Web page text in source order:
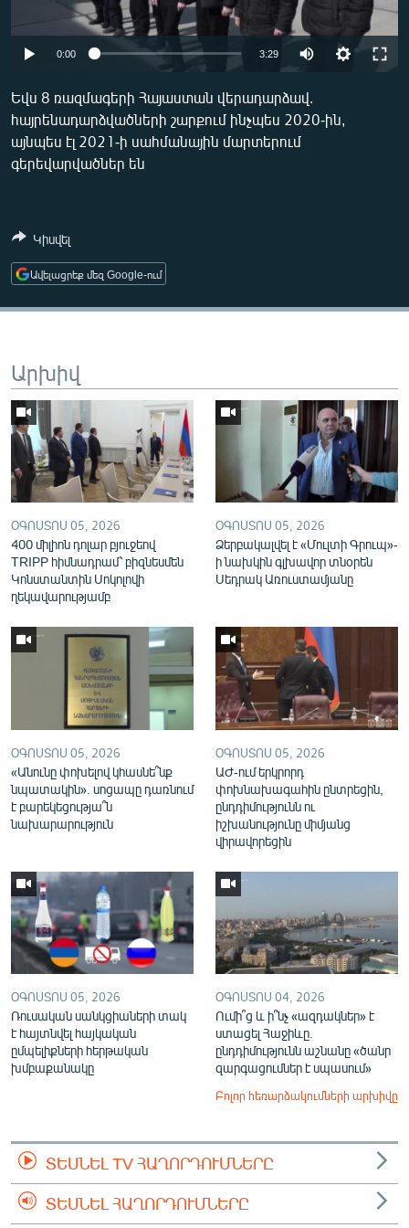
ՄԻՋԱԶԳԱՅԻՆ
ՄՇԱԿՈՒՅԹ
ՄԵԿՆԱԲԱՆՈՒԹՅՈՒՆ
ՏՏ ԵՒ ԻՆՏԵՐՆԵՏ
ՏԵՍԱՆՅՈՒԹԵՐ
ԲԱՆԱՎԵՃ
ՁԳՏԵԼՈՎ ԼԱՎԱԳՈՒՅՆԻՆ
Հայերեն
English
Русский
ՀԵՏԵՎԵՔ ՄԵԶ
«Ազատության» բոլոր կայքերը
Auto
0:00 3:29
360p
Եվս 8 ռազմագերի Հայաստան վերադարձավ.
հայրենադարձվածների շարքում ինչպես 2020-ին,
այնպես էլ 2021-ի սահմանային մարտերում
գերեվարվածներ են
Կիսվել
Ավելացրեք մեզ Google-ում
Արխիվ
ՕԳՈՍՏՈՍ 05, 2026
400 միլիոն դոլար բյուջեով
TRIPP հիմնադրամ՝ բիզնեսմեն
Կոնստանտին Սոկոլովի
ղեկավարությամբ
ՕԳՈՍՏՈՍ 05, 2026
Ձերբակալվել է «Մուլտի Գրուպ»-
ի նախկին գլխավոր տնօրեն
Սեդրակ Առուստամյանը
ՕԳՈՍՏՈՍ 05, 2026
«Անունը փոխելով կհասնե՞նք
նպատակին». սոցապը դառնում
է բարեկեցությա՞ն
նախարարություն
ՕԳՈՍՏՈՍ 05, 2026
ԱԺ-ում երկրորդ
փոխնախագահին ընտրեցին,
ընդդիմությունն ու
իշխանությունը միմյանց
վիրավորեցին
ՕԳՈՍՏՈՍ 05, 2026
Ռուսական սանկցիաների տակ
է հայտնվել հայկական
ըմպելիքների հերթական
խմբաքանակը
ՕԳՈՍՏՈՍ 04, 2026
Ումի՞ց և ի՞նչ «ազդակներ» է
ստացել Հաջիևը.
ընդդիմությունն աշնանը «ծանր
զարգացումներ է սպասում»
Բոլոր հեռարձակումների արխիվը
ՏԵՍՆԵԼ TV ՀԱՂՈՐԴՈՒՄՆԵՐԸ
ՏԵՍՆԵԼ ՀԱՂՈՐԴՈՒՄՆԵՐԸ